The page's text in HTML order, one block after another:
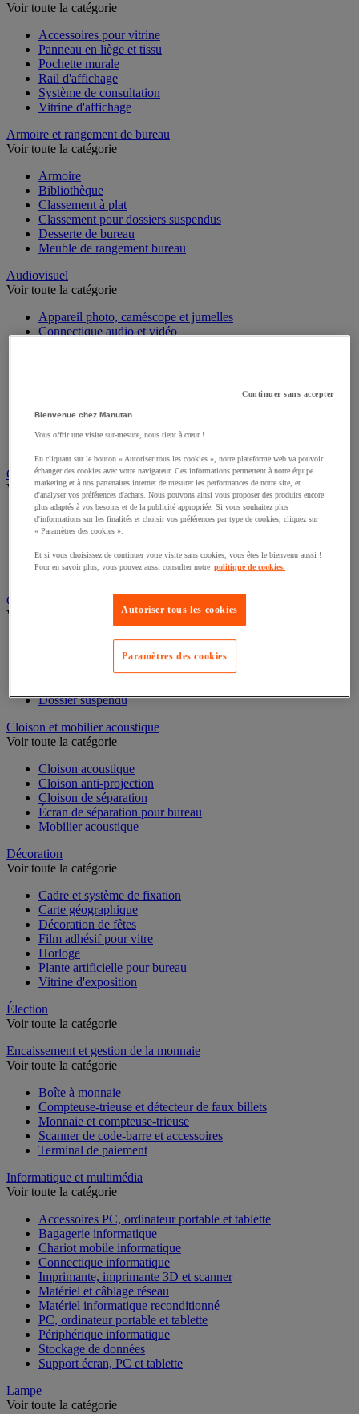
Voir toute la catégorie
Accessoires pour vitrine
Panneau en liège et tissu
Pochette murale
Rail d'affichage
Système de consultation
Vitrine d'affichage
Armoire et rangement de bureau
Voir toute la catégorie
Armoire
Bibliothèque
Classement à plat
Classement pour dossiers suspendus
Desserte de bureau
Meuble de rangement bureau
Audiovisuel
Voir toute la catégorie
Appareil photo, caméscope et jumelles
Connectique audio et vidéo
Studio Web radio et vidéo
Système d'affichage dynamique et interactif
Chauffage, climatisation et traitement de l'air
Voir toute la catégorie
Chauffage
Climatiseur
Traitement de l'air
Ventilateur
Classement et archivage
Voir toute la catégorie
Accessoires de classement pour le bureau
Boîte et caisse d'archives
Chemise et trieur
Dossier suspendu
Cloison et mobilier acoustique
Voir toute la catégorie
Cloison acoustique
Cloison anti-projection
Cloison de séparation
Écran de séparation pour bureau
Mobilier acoustique
Décoration
Voir toute la catégorie
Cadre et système de fixation
Carte géographique
Décoration de fêtes
Film adhésif pour vitre
Horloge
Plante artificielle pour bureau
Vitrine d'exposition
Élection
Voir toute la catégorie
Encaissement et gestion de la monnaie
Voir toute la catégorie
Boîte à monnaie
Compteuse-trieuse et détecteur de faux billets
Monnaie et compteuse-trieuse
Scanner de code-barre et accessoires
Terminal de paiement
Informatique et multimédia
Voir toute la catégorie
Accessoires PC, ordinateur portable et tablette
Bagagerie informatique
Chariot mobile informatique
Connectique informatique
Imprimante, imprimante 3D et scanner
Matériel et câblage réseau
Matériel informatique reconditionné
PC, ordinateur portable et tablette
Périphérique informatique
Stockage de données
Support écran, PC et tablette
Lampe
Voir toute la catégorie
Continuer sans accepter
Bienvenue chez Manutan
Vous offrir une visite sur-mesure, nous tient à cœur !
En cliquant sur le bouton « Autoriser tous les cookies », notre plateforme web va pouvoir
échanger des cookies avec votre navigateur. Ces informations permettent à notre équipe
marketing et à nos partenaires internet de mesurer les performances de notre site, et
d'analyser vos préférences d'achats. Nous pouvons ainsi vous proposer des produits encore
plus adaptés à vos besoins et de la publicité appropriée. Si vous souhaitez plus
d'informations sur les finalités et choisir vos préférences par type de cookies, cliquez sur
« Paramètres des cookies ».
Et si vous choisissez de continuer votre visite sans cookies, vous êtes le bienvenu aussi !
Pour en savoir plus, vous pouvez aussi consulter notre politique de cookies.
Autoriser tous les cookies
Paramètres des cookies